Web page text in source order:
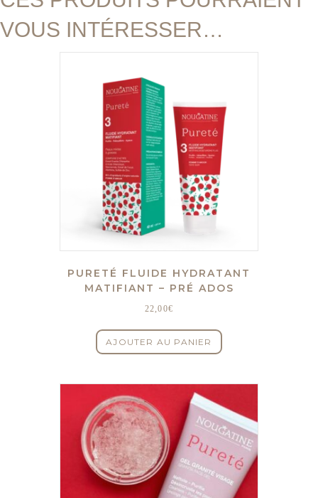
VOUS INTÉRESSER…
PURETÉ FLUIDE HYDRATANT
MATIFIANT – PRÉ ADOS
22,00€
AJOUTER AU PANIER